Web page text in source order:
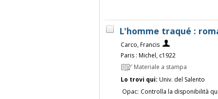
L'homme traqué :
Carco, Francis
Paris : Michel, c1922
Materiale a stampa
Lo trovi qui: Univ. del Salento
Opac: Controlla la disponibilità